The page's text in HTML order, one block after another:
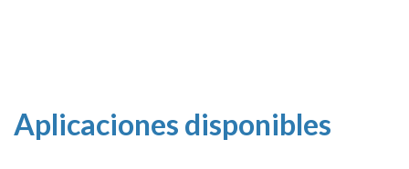
Aplicaciones disponibles